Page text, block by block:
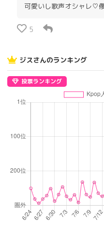
可愛いし歌声オシャレ♡
5
ジスさんのランキング
投票ランキング